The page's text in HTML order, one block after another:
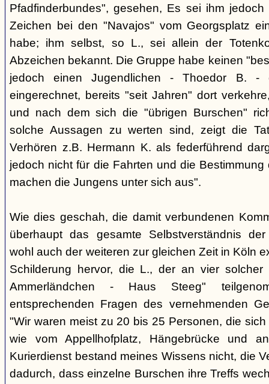
Pfadfinderbundes", gesehen, Es sei ihm
Zeichen bei den "Navajos" vom Georgsplatz
habe; ihm selbst, so L., sei allein der
Abzeichen bekannt. Die Gruppe habe keinen
jedoch einen Jugendlichen - Thoedor B. -
eingerechnet, bereits "seit Jahren" dort
und nach dem sich die "übrigen Burschen"
solche Aussagen zu werten sind, zeigt die
Verhören z.B. Hermann K. als federführend
jedoch nicht für die Fahrten und die
machen die Jungens unter sich aus".
Wie dies geschah, die damit verbundenen
überhaupt das gesamte Selbstverständnis
wohl auch der weiteren zur gleichen Zeit in Köln
Schilderung hervor, die L., der an vier
Ammerländchen - Haus Steeg"
entsprechenden Fragen des vernehmenden
"Wir waren meist zu 20 bis 25 Personen, die
wie vom Appellhofplatz, Hängebrücke und
Kurierdienst bestand meines Wissens nicht, die
dadurch, dass einzelne Burschen ihre Treffs